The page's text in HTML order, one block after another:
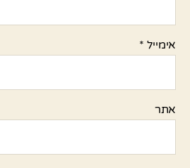
אימייל *
אתר